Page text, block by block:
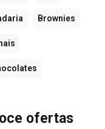
Brownies
ofertas